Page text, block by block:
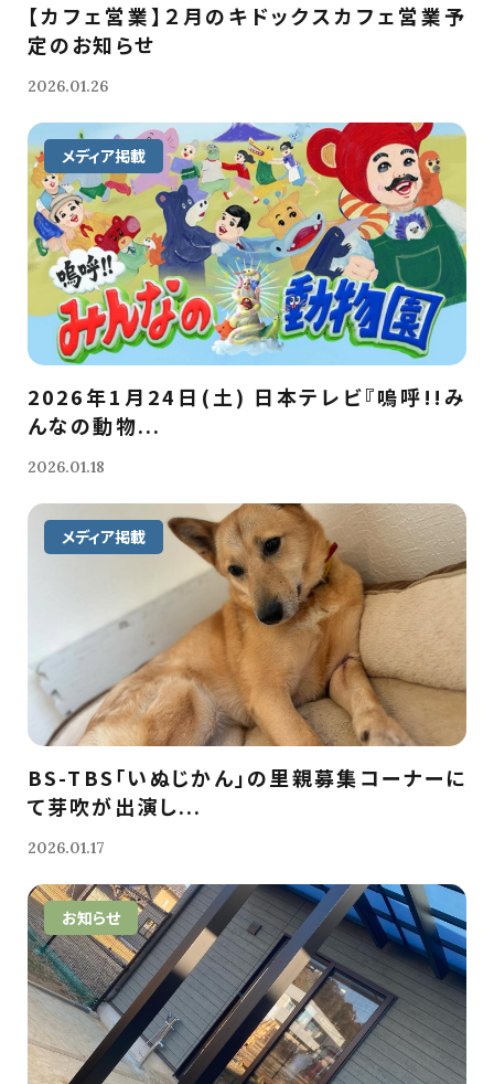
【カフェ営業】２月のキドックスカフェ営業予
定のお知らせ
2026.01.26
メディア掲載
2026年1月24日(土) 日本テレビ『嗚呼!!み
んなの動物...
2026.01.18
メディア掲載
BS-TBS「いぬじかん」の里親募集コーナーに
て芽吹が出演し...
2026.01.17
お知らせ